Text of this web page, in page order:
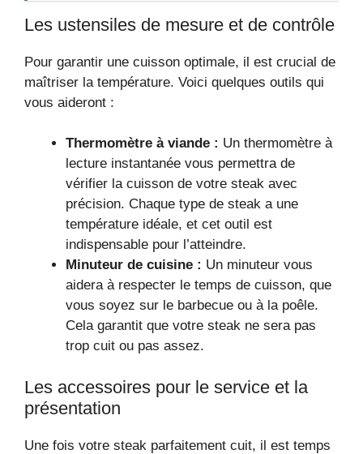
Les ustensiles de mesure et de contrôle
Pour garantir une cuisson optimale, il est crucial de
maîtriser la température. Voici quelques outils qui
vous aideront :
Thermomètre à viande : Un thermomètre à
lecture instantanée vous permettra de
vérifier la cuisson de votre steak avec
précision. Chaque type de steak a une
température idéale, et cet outil est
indispensable pour l’atteindre.
Minuteur de cuisine : Un minuteur vous
aidera à respecter le temps de cuisson, que
vous soyez sur le barbecue ou à la poêle.
Cela garantit que votre steak ne sera pas
trop cuit ou pas assez.
Les accessoires pour le service et la
présentation
Une fois votre steak parfaitement cuit, il est temps